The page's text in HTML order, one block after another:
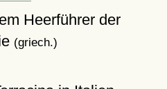
Heerführer der
(griech.)